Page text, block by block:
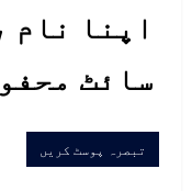
اپنا نام
سائٹ